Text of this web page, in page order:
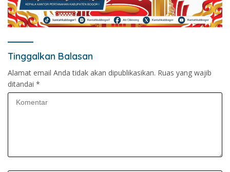
Tinggalkan Balasan
Alamat email Anda tidak akan dipublikasikan. Ruas yang wajib
ditandai *